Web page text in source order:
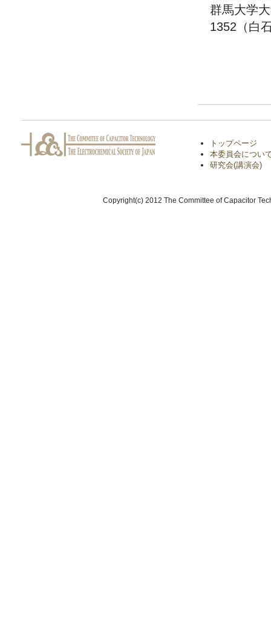
群馬大学
1352（白
トップページ
本委員会につい
研究会(講演会)
Copyright(c) 2012 The Committee of Capacitor